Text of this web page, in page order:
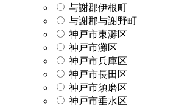
与謝郡伊根町
与謝郡与謝野町
神戸市東灘区
神戸市灘区
神戸市兵庫区
神戸市長田区
神戸市須磨区
神戸市垂水区